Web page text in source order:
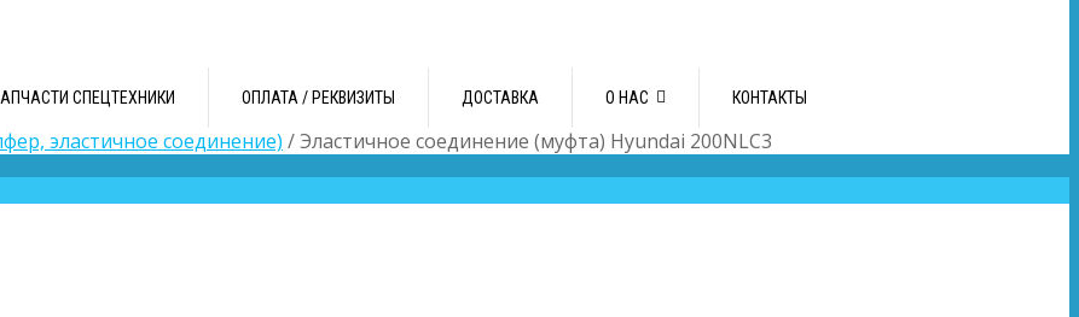
СПЕЦТЕХНИКИ ОПЛАТА / РЕКВИЗИТЫ ДОСТАВКА О НАС КОНТАКТЫ
эластичное соединение) / Эластичное соединение (муфта) Hyundai 200NLC3